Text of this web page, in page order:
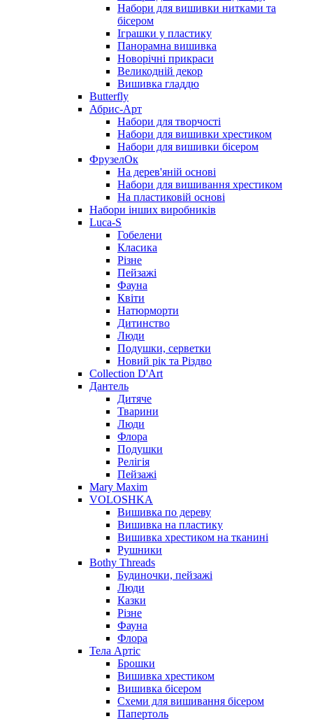
Набори для вишивки нитками та
бісером
Іграшки у пластику
Панорамна вишивка
Новорічні прикраси
Великодній декор
Вишивка гладдю
Butterfly
Абрис-Арт
Набори для творчості
Набори для вишивки хрестиком
Набори для вишивки бісером
ФрузелОк
На дерев'яній основі
Набори для вишивання хрестиком
На пластиковій основі
Набори інших виробників
Luca-S
Гобелени
Класика
Різне
Пейзажі
Фауна
Квіти
Натюрморти
Дитинство
Люди
Подушки, серветки
Новий рік та Різдво
Collection D'Art
Дантель
Дитяче
Тварини
Люди
Флора
Подушки
Релігія
Пейзажі
Mary Maxim
VOLOSHKA
Вишивка по дереву
Вишивка на пластику
Вишивка хрестиком на тканині
Рушники
Bothy Threads
Будиночки, пейзажі
Люди
Казки
Різне
Фауна
Флора
Тела Артіс
Брошки
Вишивка хрестиком
Вишивка бісером
Схеми для вишивання бісером
Папертоль